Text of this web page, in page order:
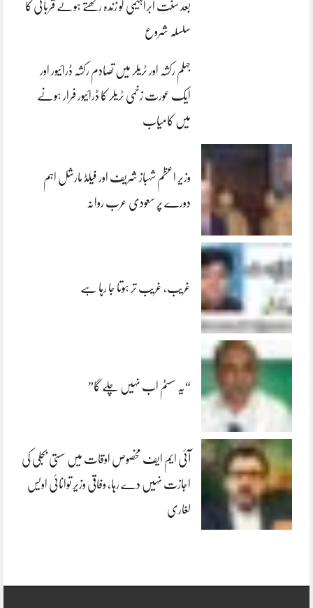
بعد سنتِ ابراہیمی کو زندہ رکھتے ہوئے قربانی کا
سلسلہ شروع
جہلم رکشہ اور ٹریلر میں تصادم رکشہ ڈرائیور اور
ایک عورت زخمی ٹریلر کا ڈرائیور فرار ہونے
میں کامیاب
وزیر اعظم شہباز شریف اور فیلڈ مارشل اہم
دورے پر سعودی عرب روانہ
غریب، غریب تر ہوتا جا رہا ہے
“یہ سسٹم اب نہیں چلے گا”
آئی ایم ایف مخصوص اوقات میں سستی بجلی کی
اجازت نہیں دے رہا، وفاقی وزیر توانائی اویس
لغاری